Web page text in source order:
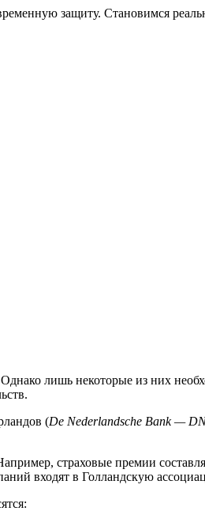
защиту. Становимся
лишь некоторые из них
(De Nederlandsche Bank —
страховые премии
входят в Голландскую